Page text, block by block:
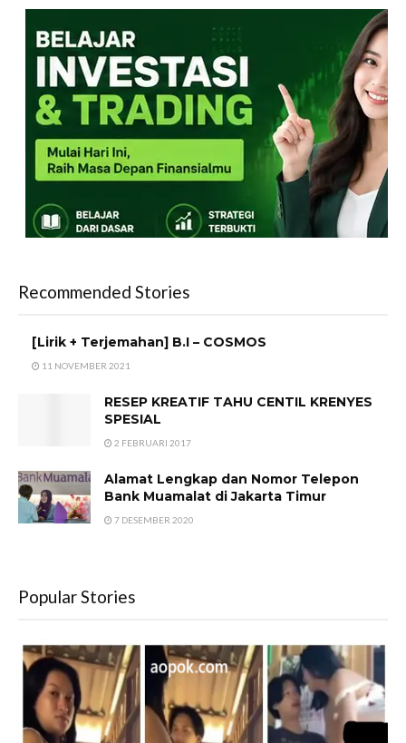
Recommended Stories
[Lirik + Terjemahan] B.I – COSMOS
11 NOVEMBER 2021
RESEP KREATIF TAHU CENTIL KRENYES
SPESIAL
2 FEBRUARI 2017
Alamat Lengkap dan Nomor Telepon
Bank Muamalat di Jakarta Timur
7 DESEMBER 2020
Popular Stories